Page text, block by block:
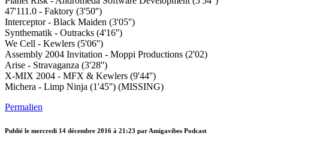
47'111.0 - Faktory (3'50'')
Interceptor - Black Maiden (3'05'')
Synthematik - Outracks (4'16'')
We Cell - Kewlers (5'06'')
Assembly 2004 Invitation - Moppi Productions (2'02)
Arise - Stravaganza (3'28'')
X-MIX 2004 - MFX & Kewlers (9'44'')
Michera - Limp Ninja (1'45'') (MISSING)
Permalien
Publié le mercredi 14 décembre 2016 à 21:23 par Amigavibes Podcast